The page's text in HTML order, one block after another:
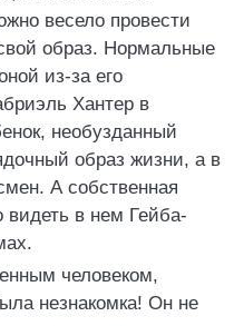
весело провести
образ. Нормальные
из-за его
Хантер в
необузданный
образ жизни, а в
А собственная
в нем Гейба-
человеком,
незнакомка! Он не